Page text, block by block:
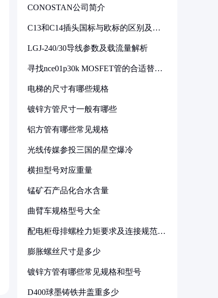
CONOSTAN公司简介
C13和C14插头国标与欧标的区别及其
LGJ-240/30导线参数及载流量解析
寻找nce01p30k MOSFET管的合适替代
电梯的尺寸有哪些规格
镀锌方管尺寸一般有哪些
铝方管有哪些常见规格
光线传媒参投三国的星空爆冷
横担型号对应重量
锰矿石产品化合水含量
曲臂车规格型号大全
配电柜母排螺栓力矩要求及连接规范详
膨胀螺丝尺寸是多少
镀锌方管有哪些常见规格和型号
D400球墨铸铁井盖重多少